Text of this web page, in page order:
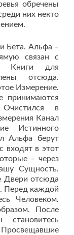
обречены
них некто
Бета. Альфа –
связан с
Книги для
отсюда.
Измерение.
принимаются
в
Канал
Истинного
Альфа берут
входят в этот
– через
Сущность.
Двери отсюда
Перед каждой
Человеком.
После